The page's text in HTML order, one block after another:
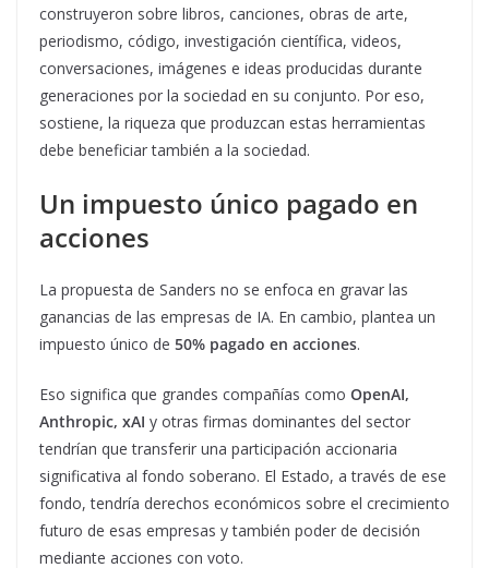
construyeron sobre libros, canciones, obras de arte,
periodismo, código, investigación científica, videos,
conversaciones, imágenes e ideas producidas durante
generaciones por la sociedad en su conjunto. Por eso,
sostiene, la riqueza que produzcan estas herramientas
debe beneficiar también a la sociedad.
Un impuesto único pagado en
acciones
La propuesta de Sanders no se enfoca en gravar las
ganancias de las empresas de IA. En cambio, plantea un
impuesto único de 50% pagado en acciones.
Eso significa que grandes compañías como OpenAI,
Anthropic, xAI y otras firmas dominantes del sector
tendrían que transferir una participación accionaria
significativa al fondo soberano. El Estado, a través de ese
fondo, tendría derechos económicos sobre el crecimiento
futuro de esas empresas y también poder de decisión
mediante acciones con voto.